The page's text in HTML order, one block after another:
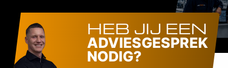
HEB JIJ EEN
ADVIESGESPREK
NODIG?